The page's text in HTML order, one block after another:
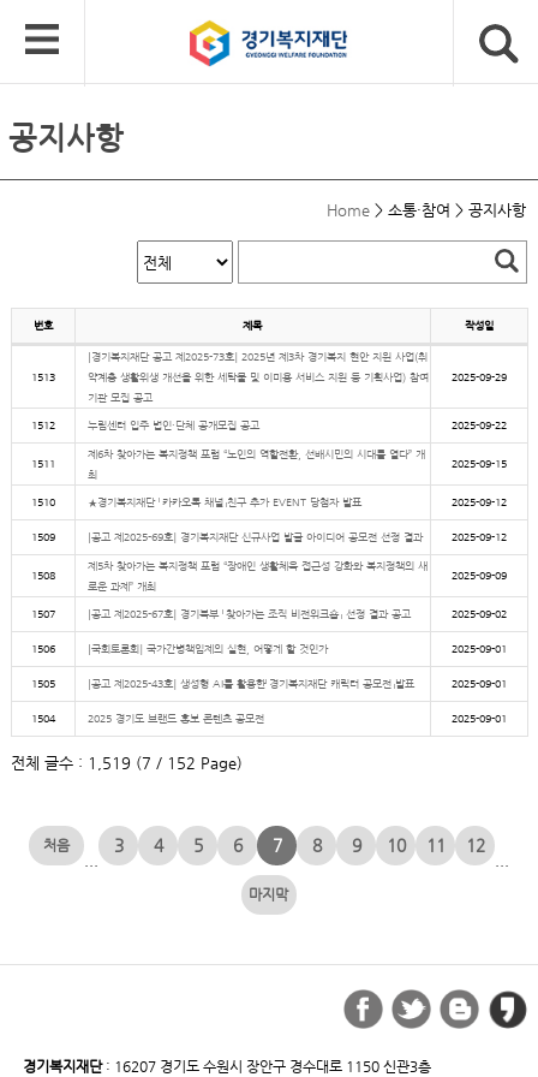
공지사항
Home > 소통·참여 > 공지사항
번호 제목 작성일
1513
[경기복지재단 공고 제2025-73호] 2025년 제3차 경기복지 현안 지원 사업(취
약계층 생활위생 개선을 위한 세탁물 및 이미용 서비스 지원 등 기획사업) 참여
기관 모집 공고
2025-09-29
1512 누림센터 입주 법인·단체 공개모집 공고 2025-09-22
1511
제6차 찾아가는 복지정책 포럼 “노인의 역할전환, 선배시민의 시대를 열다” 개
최
2025-09-15
1510 ★경기복지재단 「카카오톡 채널」친구 추가 EVENT 당첨자 발표 2025-09-12
1509 [공고 제2025-69호] 경기복지재단 신규사업 발굴 아이디어 공모전 선정 결과 2025-09-12
1508
제5차 찾아가는 복지정책 포럼 “장애인 생활체육 접근성 강화와 복지정책의 새
로운 과제” 개최
2025-09-09
1507 [공고 제2025-67호] 경기북부 「찾아가는 조직 비전워크숍」 선정 결과 공고 2025-09-02
1506 [국회토론회] 국가간병책임제의 실현, 어떻게 할 것인가 2025-09-01
1505 [공고 제2025-43호] 생성형 AI를 활용한「경기복지재단 캐릭터 공모전」발표 2025-09-01
1504 2025 경기도 브랜드 홍보 콘텐츠 공모전 2025-09-01
전체 글수 : 1,519 (7 / 152 Page)
3 4 5 6 7 8 9 10 11 12
경기복지재단: 16207 경기도 수원시 장안구 경수대로 1150 신관3층